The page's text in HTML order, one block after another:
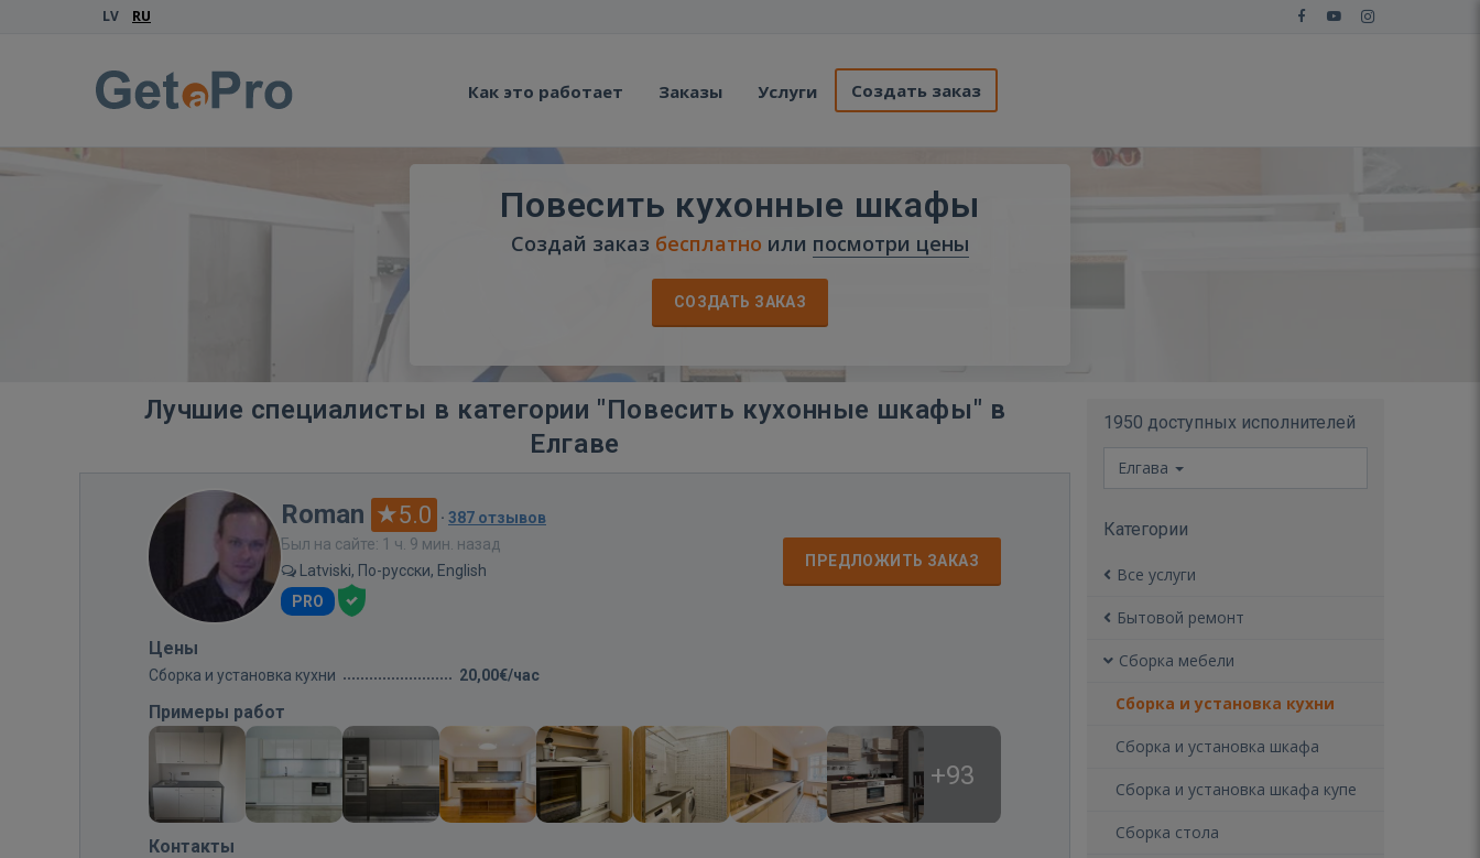
LV RU
Как это работает Заказы Услуги Создать заказ
Повесить кухонные шкафы
Создай заказ бесплатно или посмотри цены
СОЗДАТЬ ЗАКАЗ
Лучшие специалисты в категории "Повесить кухонные шкафы" в
Елгаве
Roman 5.0 · 387 отзывов
Был на сайте: 1 ч. 9 мин. назад
Latviski, По-русски, English
PRO
ПРЕДЛОЖИТЬ ЗАКАЗ
Цены
Сборка и установка кухни 20,00€/час
Примеры работ
+93
Контакты
1950 доступных исполнителей
Елгава
Категории
Все услуги
Бытовой ремонт
Сборка мебели
Сборка и установка кухни
Сборка и установка шкафа
Сборка и установка шкафа купе
Сборка стола